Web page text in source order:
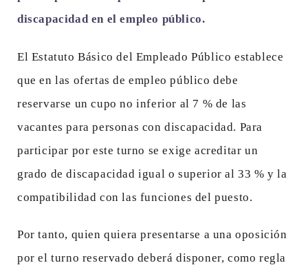
discapacidad en el empleo público.
El Estatuto Básico del Empleado Público establece
que en las ofertas de empleo público debe
reservarse un cupo no inferior al 7 % de las
vacantes para personas con discapacidad. Para
participar por este turno se exige acreditar un
grado de discapacidad igual o superior al 33 % y la
compatibilidad con las funciones del puesto.
Por tanto, quien quiera presentarse a una oposición
por el turno reservado deberá disponer, como regla